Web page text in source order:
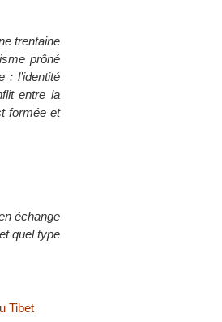
trentaine
prôné
: l’identité
entre la
formée et
échange
quel type
Tibet